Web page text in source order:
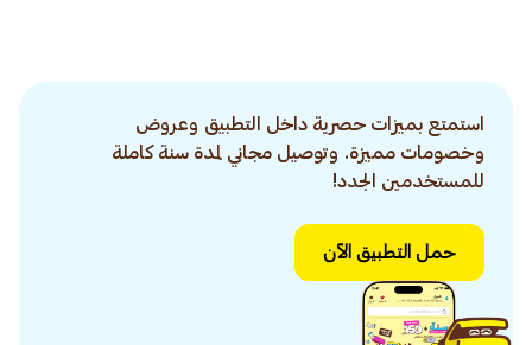
استمتع بميزات حصرية داخل التطبيق وعروض
وخصومات مميزة. وتوصيل مجاني لمدة سنة كاملة
للمستخدمين الجدد!
حمل التطبيق الآن